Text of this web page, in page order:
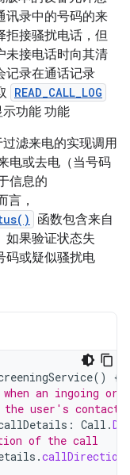
讯录中的号码的来
拒接骚扰电话，但
未接电话时向其清
记录在通话记录
READ_CALL_LOG
功能 功能
过滤来电的实现调用
电或去电（当号码
信息的
言，
函数包含来自
如果验证状态失
码或疑似骚扰电
()
{
an ingoing or
the user's
: Call .
of the call
.callDirection